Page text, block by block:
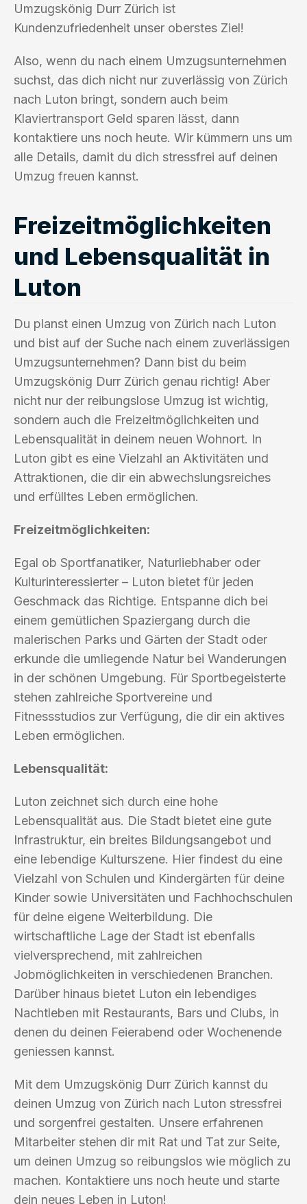
Umzugskönig Durr Zürich ist
Kundenzufriedenheit unser oberstes Ziel!
Also, wenn du nach einem Umzugsunternehmen
suchst, das dich nicht nur zuverlässig von Zürich
nach Luton bringt, sondern auch beim
Klaviertransport Geld sparen lässt, dann
kontaktiere uns noch heute. Wir kümmern uns um
alle Details, damit du dich stressfrei auf deinen
Umzug freuen kannst.
Freizeitmöglichkeiten
und Lebensqualität in
Luton
Du planst einen Umzug von Zürich nach Luton
und bist auf der Suche nach einem zuverlässigen
Umzugsunternehmen? Dann bist du beim
Umzugskönig Durr Zürich genau richtig! Aber
nicht nur der reibungslose Umzug ist wichtig,
sondern auch die Freizeitmöglichkeiten und
Lebensqualität in deinem neuen Wohnort. In
Luton gibt es eine Vielzahl an Aktivitäten und
Attraktionen, die dir ein abwechslungsreiches
und erfülltes Leben ermöglichen.
Freizeitmöglichkeiten:
Egal ob Sportfanatiker, Naturliebhaber oder
Kulturinteressierter – Luton bietet für jeden
Geschmack das Richtige. Entspanne dich bei
einem gemütlichen Spaziergang durch die
malerischen Parks und Gärten der Stadt oder
erkunde die umliegende Natur bei Wanderungen
in der schönen Umgebung. Für Sportbegeisterte
stehen zahlreiche Sportvereine und
Fitnessstudios zur Verfügung, die dir ein aktives
Leben ermöglichen.
Lebensqualität:
Luton zeichnet sich durch eine hohe
Lebensqualität aus. Die Stadt bietet eine gute
Infrastruktur, ein breites Bildungsangebot und
eine lebendige Kulturszene. Hier findest du eine
Vielzahl von Schulen und Kindergärten für deine
Kinder sowie Universitäten und Fachhochschulen
für deine eigene Weiterbildung. Die
wirtschaftliche Lage der Stadt ist ebenfalls
vielversprechend, mit zahlreichen
Jobmöglichkeiten in verschiedenen Branchen.
Darüber hinaus bietet Luton ein lebendiges
Nachtleben mit Restaurants, Bars und Clubs, in
denen du deinen Feierabend oder Wochenende
geniessen kannst.
Mit dem Umzugskönig Durr Zürich kannst du
deinen Umzug von Zürich nach Luton stressfrei
und sorgenfrei gestalten. Unsere erfahrenen
Mitarbeiter stehen dir mit Rat und Tat zur Seite,
um deinen Umzug so reibungslos wie möglich zu
machen. Kontaktiere uns noch heute und starte
dein neues Leben in Luton!